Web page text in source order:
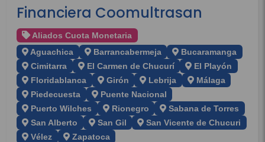
Financiera Coomultrasan
Aliados Cuota Monetaria
Aguachica
Barrancabermeja
Bucaramanga
Cimitarra
El Carmen de Chucurí
El Playón
Floridablanca
Girón Lebrija
Málaga
Piedecuesta
Puente Nacional
Puerto Wilches
Rionegro
Sabana de Torres
San Alberto
San Gil
San Vicente de Chucuri
Vélez
Zapatoca